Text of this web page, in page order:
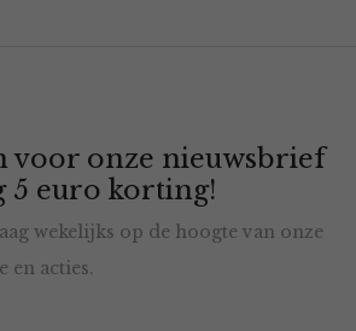
voor onze nieuwsbrief
5 euro korting!
wekelijks op de hoogte van onze
en acties.